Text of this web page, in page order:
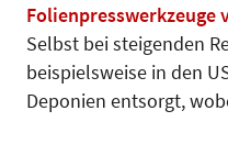
Folienpresswerkzeuge
Selbst bei steigenden
beispielsweise in den
Deponien entsorgt,